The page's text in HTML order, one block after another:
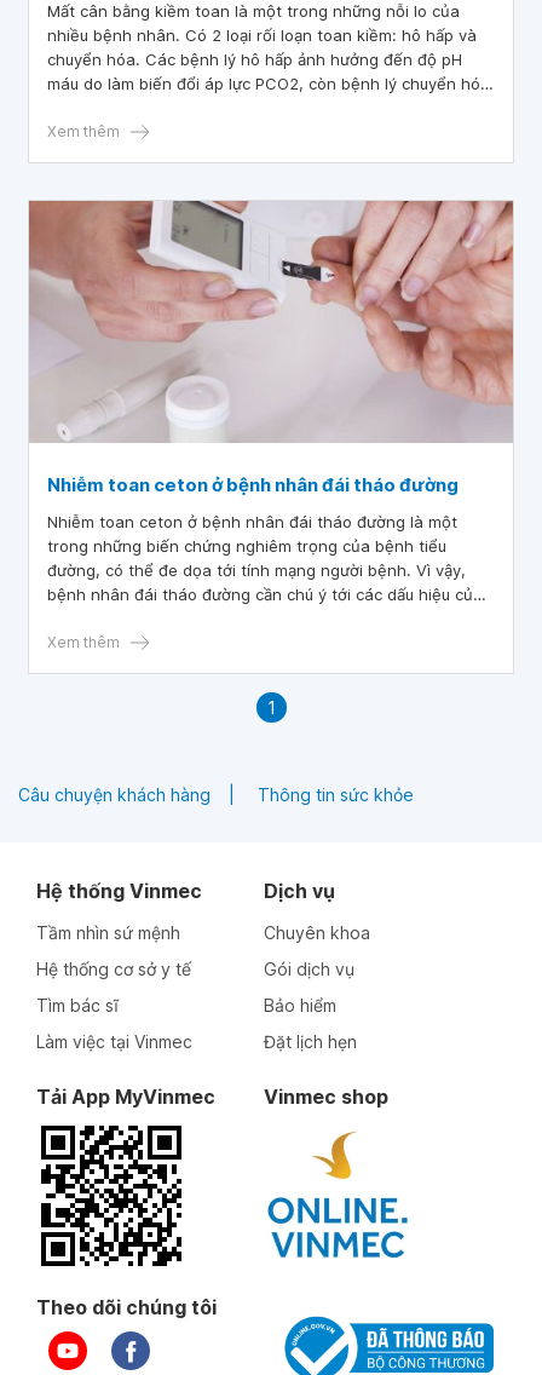
Mất cân bằng kiềm toan là một trong những nỗi lo của
nhiều bệnh nhân. Có 2 loại rối loạn toan kiềm: hô hấp và
chuyển hóa. Các bệnh lý hô hấp ảnh hưởng đến độ pH
máu do làm biến đổi áp lực PCO2, còn bệnh lý chuyển hóa
Việc nắm rõ về nguyên nhân, triệu chứng nhiễm toan sẽ
Xem thêm
Nhiễm toan ceton ở bệnh nhân đái tháo đường
Nhiễm toan ceton ở bệnh nhân đái tháo đường là một
trong những biến chứng nghiêm trọng của bệnh tiểu
đường, có thể đe dọa tới tính mạng người bệnh. Vì vậy,
bệnh nhân đái tháo đường cần chú ý tới các dấu hiệu của
nguy cơ gặp phải những biến chứng nguy hiểm.
Xem thêm
1
Câu chuyện khách hàng Thông tin sức khỏe
Hệ thống Vinmec
Tầm nhìn sứ mệnh
Hệ thống cơ sở y tế
Tìm bác sĩ
Làm việc tại Vinmec
Dịch vụ
Chuyên khoa
Gói dịch vụ
Bảo hiểm
Đặt lịch hẹn
Tải App MyVinmec Vinmec shop
Theo dõi chúng tôi